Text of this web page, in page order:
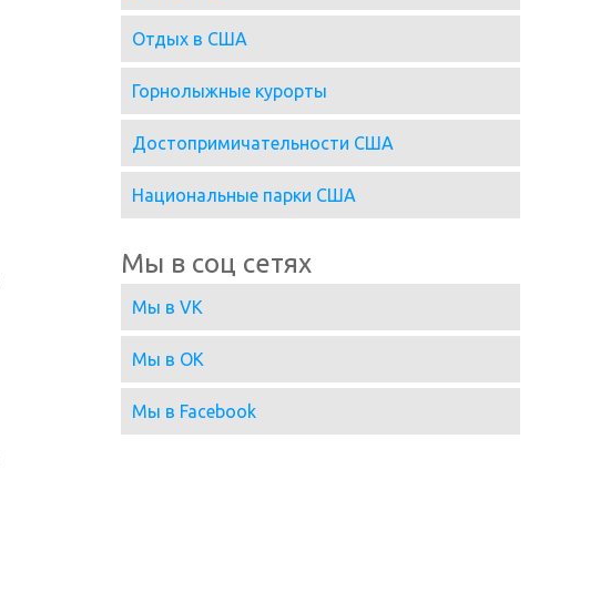
Отдых в США
Горнолыжные курорты
Достопримичательности США
Национальные парки США
Мы в соц сетях
Мы в VK
Мы в OK
Мы в Facebook